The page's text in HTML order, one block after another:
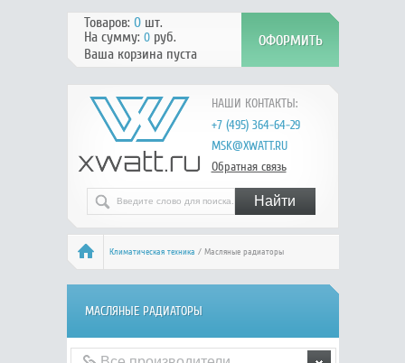
НАШИ КОНТАКТЫ:
+7 (495) 364-64-29
MSK@XWATT.RU
Обратная связь
Товаров: 0шт.
На сумму: 0руб.
Ваша корзина пуста
Климатическая техника / Масляные радиаторы
МАСЛЯНЫЕ РАДИАТОРЫ